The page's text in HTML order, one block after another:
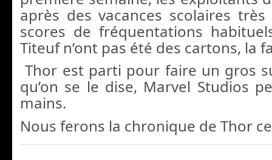
après des vacances scolaires
scores de fréquentations
Titeuf n’ont pas été des cartons, la
Thor est parti pour faire un gros
qu’on se le dise, Marvel Studios
mains.
Nous ferons la chronique de Thor